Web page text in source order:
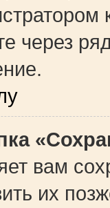
через
вам
их